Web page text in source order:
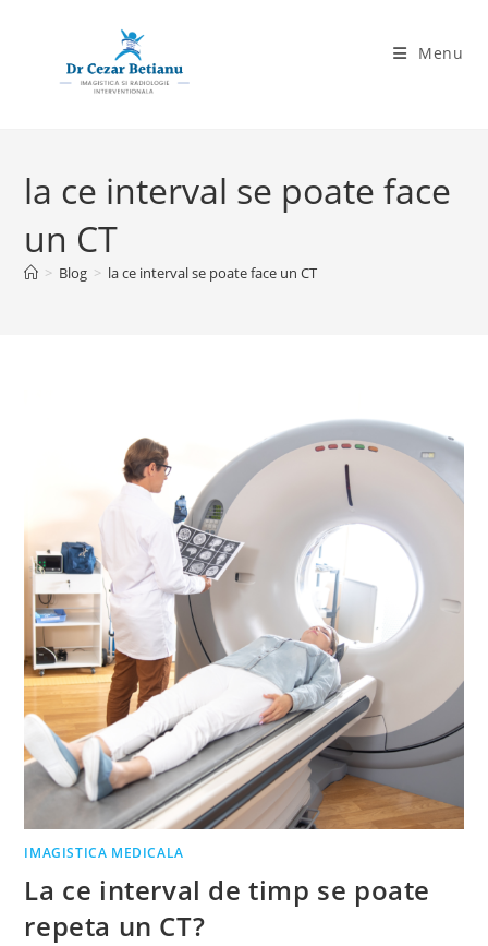
Menu
la ce interval se poate face
un CT
> Blog > la ce interval se poate face un CT
IMAGISTICA MEDICALA
La ce interval de timp se poate
repeta un CT?